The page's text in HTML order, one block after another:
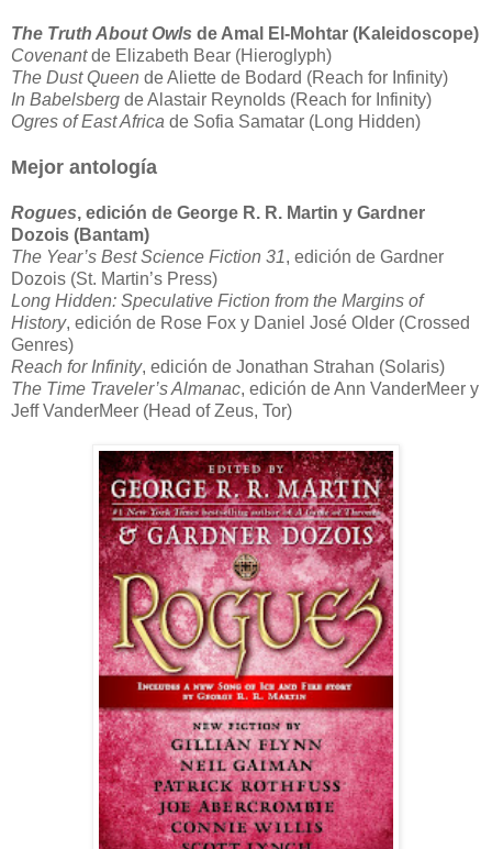
The Truth About Owls de Amal El-Mohtar (Kaleidoscope)
Covenantde Elizabeth Bear (Hieroglyph)
The Dust Queen de Aliette de Bodard (Reach for Infinity)
In Babelsberg de Alastair Reynolds (Reach for Infinity)
Ogres of East Africa de Sofia Samatar (Long Hidden)
Mejor antología
Rogues, edición de George R. R. Martin y Gardner
Dozois (Bantam)
The Year’s Best Science Fiction 31, edición de Gardner
Dozois (St. Martin’s Press)
Long Hidden: Speculative Fiction from the Margins of
History, edición de Rose Fox y Daniel José Older (Crossed
Genres)
Reach for Infinity, edición de Jonathan Strahan (Solaris)
The Time Traveler’s Almanac, edición de Ann VanderMeer y
Jeff VanderMeer (Head of Zeus, Tor)